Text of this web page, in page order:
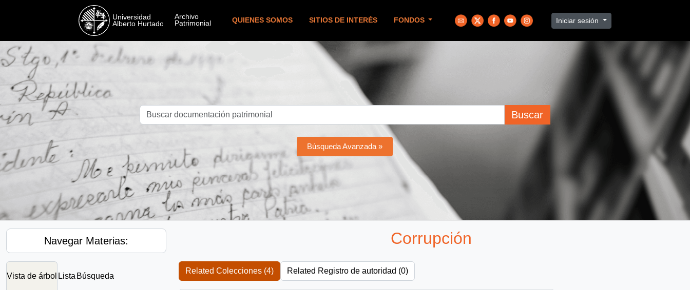
QUIENES SOMOS SITIOS DE INTERÉS FONDOS Iniciar sesión
Buscar
Búsqueda Avanzada »
Navegar Materias:
Vista de árbol Lista Búsqueda
Corrupción
Related Colecciones (4) Related Registro de autoridad (0)